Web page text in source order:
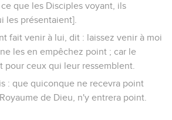
que les Disciples voyant, ils
les présentaient].
fait venir à lui, dit : laissez venir à moi
les en empêchez point ; car le
pour ceux qui leur ressemblent.
: que quiconque ne recevra point
de Dieu, n'y entrera point.